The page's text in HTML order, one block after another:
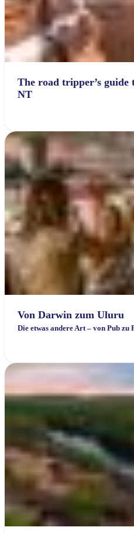
The road tripper’s guide
NT
Von Darwin zum Uluru
​Die etwas andere Art – von Pub zu